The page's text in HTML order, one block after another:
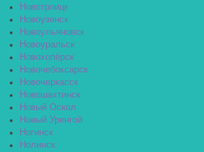
Новотроицк
Новоузенск
Новоульяновск
Новоуральск
Новохопёрск
Новочебоксарск
Новочеркасск
Новошахтинск
Новый Оскол
Новый Уренгой
Ногинск
Нолинск